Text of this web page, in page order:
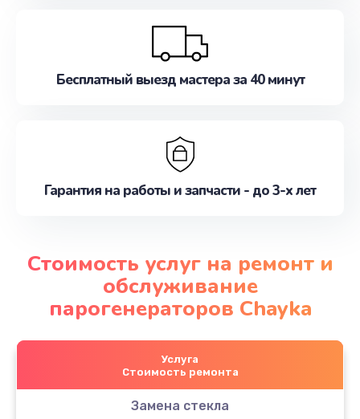
Бесплатный выезд мастера за 40 минут
Гарантия на работы и запчасти - до 3-х лет
Стоимость услуг на ремонт и
обслуживание
парогенераторов Chayka
Услуга
Стоимость ремонта
Замена стекла